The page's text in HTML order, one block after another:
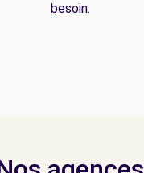
besoin.